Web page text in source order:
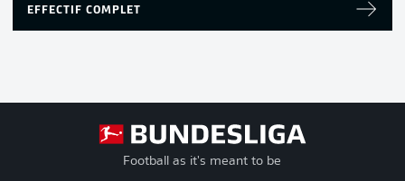
EFFECTIF COMPLET
Football as it's meant to be